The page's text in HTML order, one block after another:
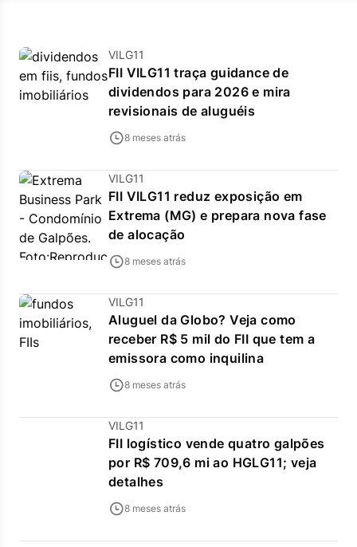
VILG11
FII VILG11 traça guidance de
dividendos para 2026 e mira
revisionais de aluguéis
8 meses atrás
VILG11
FII VILG11 reduz exposição em
Extrema (MG) e prepara nova fase
de alocação
8 meses atrás
VILG11
Aluguel da Globo? Veja como
receber R$ 5 mil do FII que tem a
emissora como inquilina
8 meses atrás
VILG11
FII logístico vende quatro galpões
por R$ 709,6 mi ao HGLG11; veja
detalhes
8 meses atrás